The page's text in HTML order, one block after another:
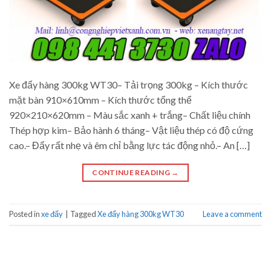
Xe đẩy hàng 300kg WT30– Tải trọng 300kg – Kích thước
mặt bàn 910×610mm – Kích thước tổng thể
920×210×620mm – Màu sắc xanh + trắng– Chất liệu chính
Thép hợp kim– Bảo hành 6 tháng– Vật liệu thép có độ cứng
cao.– Đẩy rất nhẹ và êm chỉ bằng lực tác động nhỏ.– An […]
CONTINUE READING →
Posted inxe đẩy TaggedXe đẩy hàng 300kg WT30 Leave a comment